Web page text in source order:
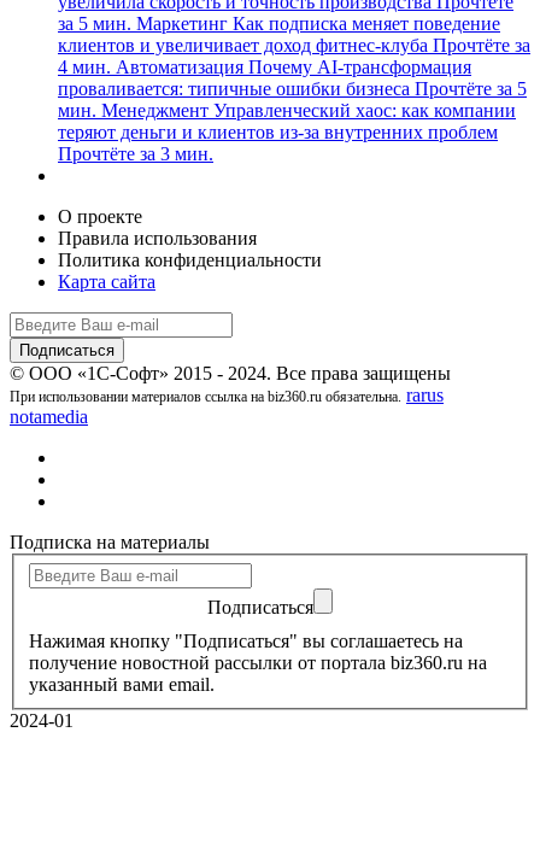
за 5 мин. Маркетинг Как подписка меняет поведение
клиентов и увеличивает доход фитнес-клуба Прочтёте за
4 мин. Автоматизация Почему AI-трансформация
проваливается: типичные ошибки бизнеса Прочтёте за 5
мин. Менеджмент Управленческий хаос: как компании
теряют деньги и клиентов из-за внутренних проблем
Прочтёте за 3 мин.
О проекте
Правила использования
Политика конфиденциальности
Карта сайта
© ООО «1С-Софт» 2015 - 2024. Все права защищены
При использовании материалов ссылка на biz360.ru обязательна. rarus
notamedia
Подписка на материалы
Подписаться
Нажимая кнопку "Подписаться" вы соглашаетесь на
получение новостной рассылки от портала biz360.ru на
указанный вами email.
2024-01